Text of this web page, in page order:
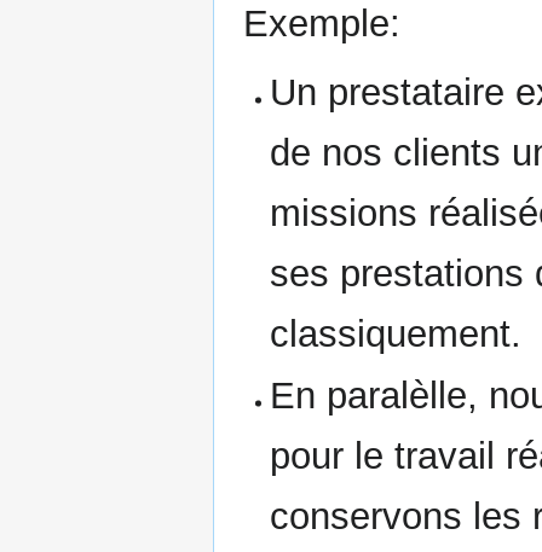
Exemple:
Un prestataire
de nos clients
missions
ses prestations
classiquement.
En paralèlle,
pour le travail
conservons les